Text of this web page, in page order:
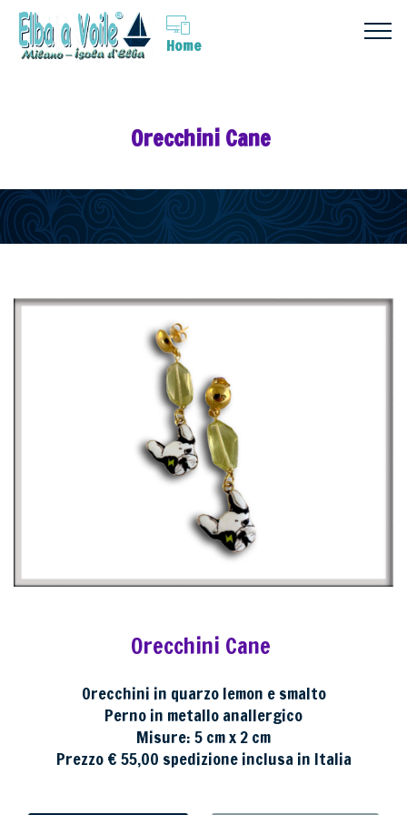
Home
Orecchini Cane
Orecchini Cane
Orecchini in quarzo lemon e smalto
Perno in metallo anallergico
Misure: 5 cm x 2 cm
Prezzo € 55,00 spedizione inclusa in Italia